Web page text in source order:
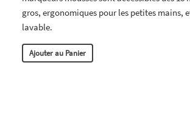
gros, ergonomiques pour les petites mains,
lavable.
Ajouter au Panier